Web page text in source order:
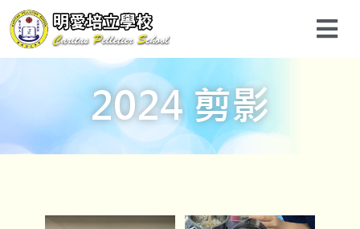
2024 剪影